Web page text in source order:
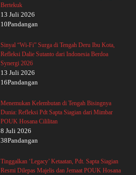
Bertekuk
13 Juli 2026
10Pandangan
Sinyal “Wi-Fi” Surga di Tengah Deru Ibu Kota,
Refleksi Dalie Sutanto dari Indonesia Berdoa
Synergi 2026
13 Juli 2026
16Pandangan
Menemukan Kelembutan di Tengah Bisingnya
Dunia: Refleksi Pdt Sapta Siagian dari Mimbar
POUK Hosana Cililitan
8 Juli 2026
38Pandangan
Tinggalkan ‘Legacy’ Ketaatan, Pdt. Sapta Siagian
Resmi Dilepas Majelis dan Jemaat POUK Hosana